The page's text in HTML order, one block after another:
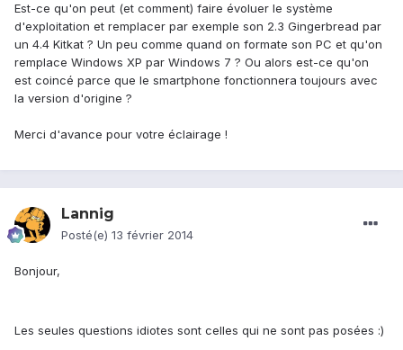
Est-ce qu'on peut (et comment) faire évoluer le système
d'exploitation et remplacer par exemple son 2.3 Gingerbread par
un 4.4 Kitkat ? Un peu comme quand on formate son PC et qu'on
remplace Windows XP par Windows 7 ? Ou alors est-ce qu'on
est coincé parce que le smartphone fonctionnera toujours avec
la version d'origine ?
Merci d'avance pour votre éclairage !
Lannig
Posté(e) 13 février 2014
Bonjour,
Les seules questions idiotes sont celles qui ne sont pas posées :)